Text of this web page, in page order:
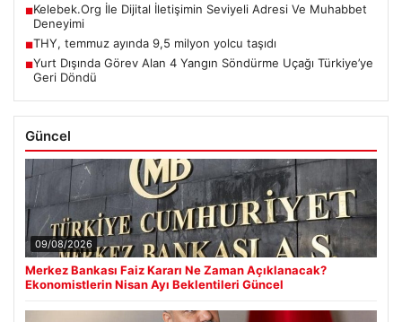
■Kelebek.Org İle Dijital İletişimin Seviyeli Adresi Ve Muhabbet
Deneyimi
■THY, temmuz ayında 9,5 milyon yolcu taşıdı
■Yurt Dışında Görev Alan 4 Yangın Söndürme Uçağı Türkiye’ye
Geri Döndü
Güncel
09/08/2026
Merkez Bankası Faiz Kararı Ne Zaman Açıklanacak?
Ekonomistlerin Nisan Ayı Beklentileri Güncel